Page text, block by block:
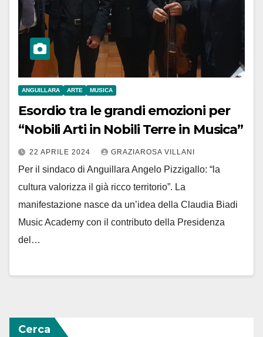
ANGUILLARA ARTE MUSICA
Esordio tra le grandi emozioni per
“Nobili Arti in Nobili Terre in Musica”
22 APRILE 2024 GRAZIAROSA VILLANI
Per il sindaco di Anguillara Angelo Pizzigallo: “la
cultura valorizza il già ricco territorio”. La
manifestazione nasce da un’idea della Claudia Biadi
Music Academy con il contributo della Presidenza
del…
Cerca